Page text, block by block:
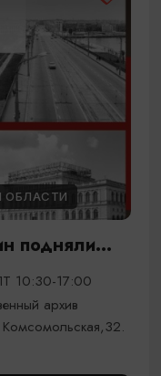
ОБЛАСТИ
подняли...
10:30-17:00
архив